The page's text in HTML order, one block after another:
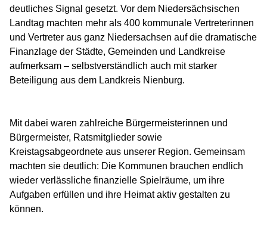
deutliches Signal gesetzt. Vor dem Niedersächsischen
Landtag machten mehr als 400 kommunale Vertreterinnen
und Vertreter aus ganz Niedersachsen auf die dramatische
Finanzlage der Städte, Gemeinden und Landkreise
aufmerksam – selbstverständlich auch mit starker
Beteiligung aus dem Landkreis Nienburg.
Mit dabei waren zahlreiche Bürgermeisterinnen und
Bürgermeister, Ratsmitglieder sowie
Kreistagsabgeordnete aus unserer Region. Gemeinsam
machten sie deutlich: Die Kommunen brauchen endlich
wieder verlässliche finanzielle Spielräume, um ihre
Aufgaben erfüllen und ihre Heimat aktiv gestalten zu
können.